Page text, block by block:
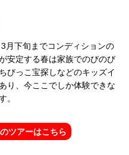
月下旬までコンディションの
安定する春は家族でのびのび
びっこ宝探しなどのキッズイ
り、今ここでしか体験できな
。
ツアーはこちら